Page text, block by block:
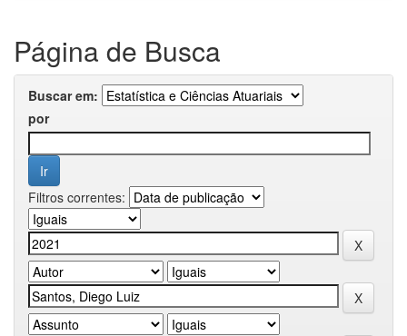
Página de Busca
Buscar em:
por
Filtros correntes: